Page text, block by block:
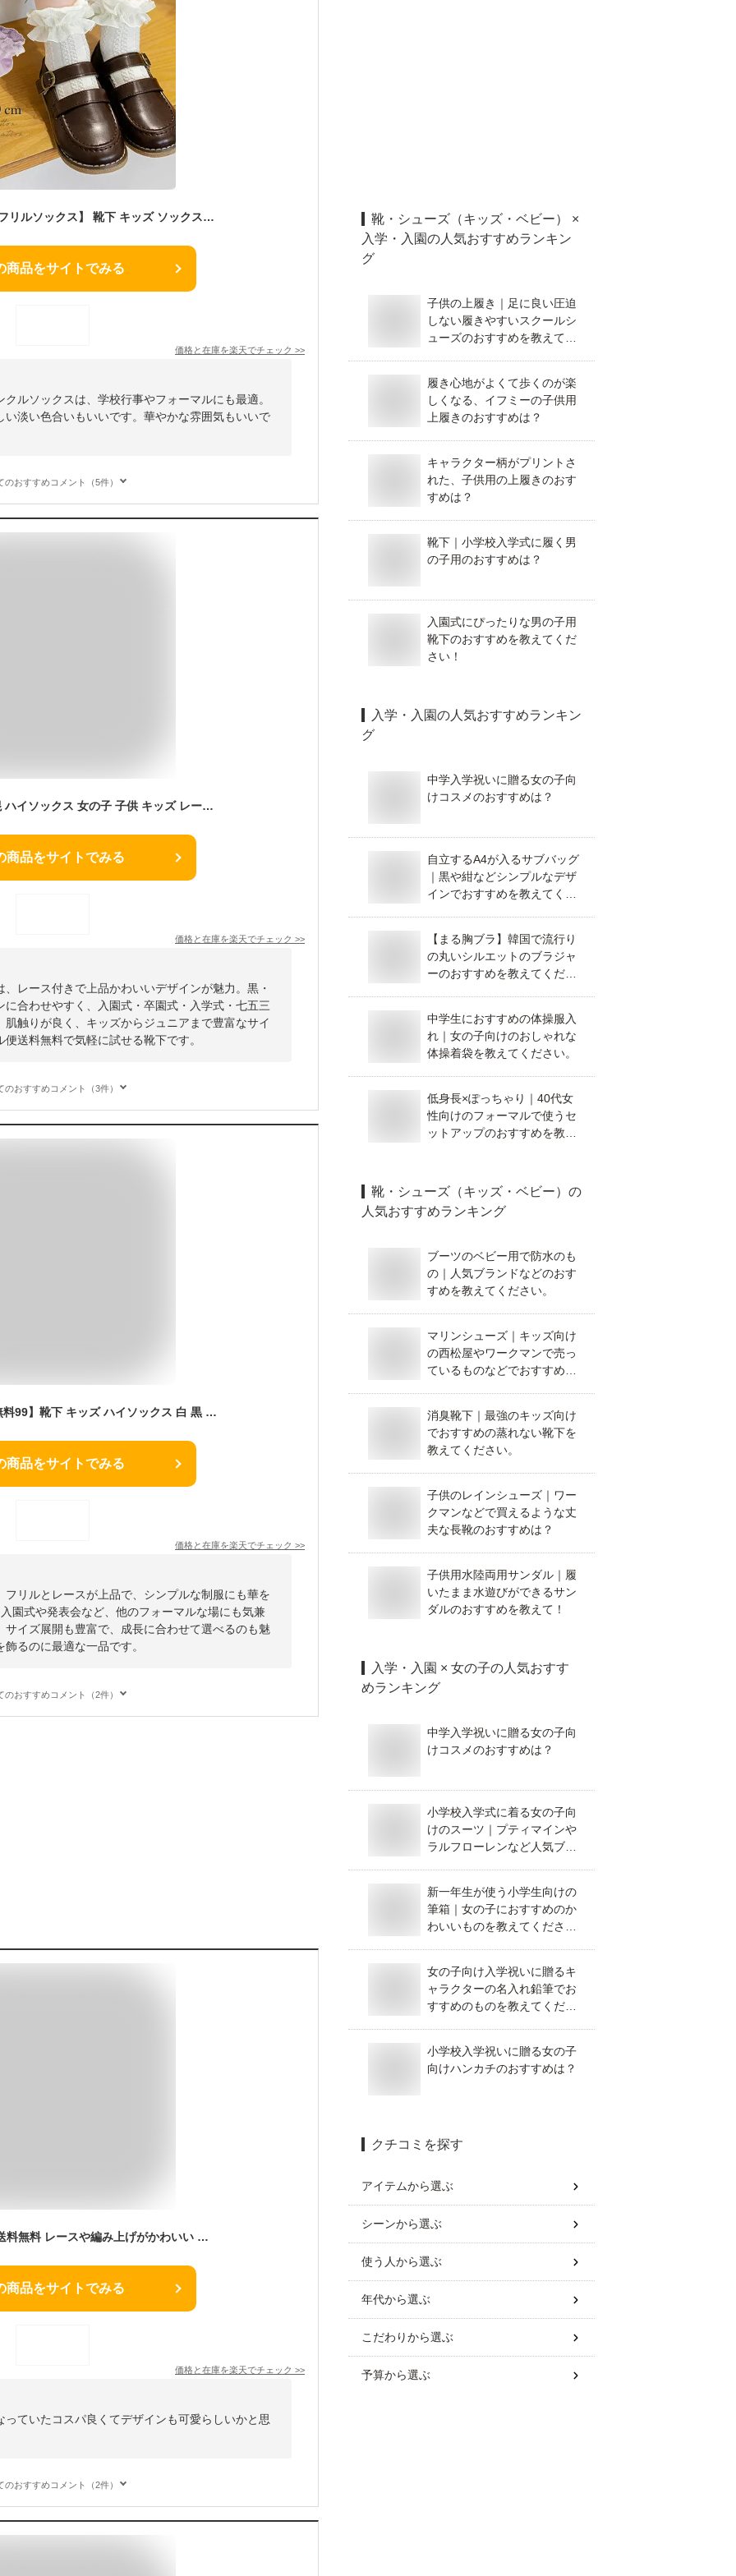
【フォーマルに♪上品フリルソックス】 靴下 キッズ ソックス 入学式 子供 フリル アンクルソックス フォーマル レースソックス ショートソックス お受験 卒業式 卒園式 入園式 シンプル ホワイト 白 パープル ピンク 韓国 ベビー靴下
商品をサイトでみる
価格と在庫を楽天でチェック >>
ルソックスは、学校行事やフォーマルにも最適。
淡い色合いもいいです。華やかな雰囲気もいいで
のおすすめコメント（5件）
日本製 靴下 シルク 混 ハイソックス 女の子 子供 キッズ レース 無地 黒 白 紺 フォーマル かわいい 入園式 卒園式 入学式 卒業式 幼稚園 小学生 七五三 発表会 13cm 14cm 15cm 16cm 17cm 18cm 19cm 20cm 21cm 22cm 23cm 24cm ジュニア ポイント消化 メール便 送料無料
商品をサイトでみる
価格と在庫を楽天でチェック >>
レース付きで上品かわいいデザインが魅力。黒・
合わせやすく、入園式・卒園式・入学式・七五三
触りが良く、キッズからジュニアまで豊富なサイ
送料無料で気軽に試せる靴下です。
のおすすめコメント（3件）
【ゆうパケット送料無料99】靴下 キッズ ハイソックス 白 黒 女の子 フリル レース 3足組 入園 入学 卒業 卒園 結婚 式 フォーマル 白靴下 ジュニア 16-18cm 19-21cm 22-24cm
商品をサイトでみる
価格と在庫を楽天でチェック >>
リルとレースが上品で、シンプルな制服にも華を
園式や発表会など、他のフォーマルな場にも気兼
イズ展開も豊富で、成長に合わせて選べるのも魅
るのに最適な一品です。
のおすすめコメント（2件）
【1足あたり330円】送料無料 レースや編み上げがかわいい 靴下 キッズ 女の子 フォーマル 白 黒 無地 ハイソックス ショートソックス 4足セット 13-15cm 16-18cm 19-21cm リボン フリル 折り返し 卒園式 入園式 入学式 発表会 結婚式 新学期 編み上げ 刺繍
商品をサイトでみる
価格と在庫を楽天でチェック >>
ていたコスパ良くてデザインも可愛らしいかと思
のおすすめコメント（2件）
靴・シューズ（キッズ・ベビー） ×
入学・入園の人気おすすめランキン
グ
子供の上履き｜足に良い圧迫
しない履きやすいスクールシ
ューズのおすすめを教えてく
履き心地がよくて歩くのが楽
しくなる、イフミーの子供用
上履きのおすすめは？
キャラクター柄がプリントさ
れた、子供用の上履きのおす
すめは？
靴下｜小学校入学式に履く男
の子用のおすすめは？
入園式にぴったりな男の子用
靴下のおすすめを教えてくだ
さい！
入学・入園の人気おすすめランキン
グ
中学入学祝いに贈る女の子向
けコスメのおすすめは？
自立するA4が入るサブバッグ
｜黒や紺などシンプルなデザ
インでおすすめを教えてくだ
【まる胸ブラ】韓国で流行り
の丸いシルエットのブラジャ
ーのおすすめを教えてくださ
中学生におすすめの体操服入
れ｜女の子向けのおしゃれな
体操着袋を教えてください。
低身長×ぽっちゃり｜40代女
性向けのフォーマルで使うセ
ットアップのおすすめを教え
靴・シューズ（キッズ・ベビー） の
人気おすすめランキング
ブーツのベビー用で防水のも
の｜人気ブランドなどのおす
すめを教えてください。
マリンシューズ｜キッズ向け
の西松屋やワークマンで売っ
ているものなどでおすすめを
消臭靴下｜最強のキッズ向け
でおすすめの蒸れない靴下を
教えてください。
子供のレインシューズ｜ワー
クマンなどで買えるような丈
夫な長靴のおすすめは？
子供用水陸両用サンダル｜履
いたまま水遊びができるサン
ダルのおすすめを教えて！
入学・入園 × 女の子の人気おすす
めランキング
中学入学祝いに贈る女の子向
けコスメのおすすめは？
小学校入学式に着る女の子向
けのスーツ｜プティマインや
ラルフローレンなど人気ブラ
新一年生が使う小学生向けの
筆箱｜女の子におすすめのか
わいいものを教えてくださ
女の子向け入学祝いに贈るキ
ャラクターの名入れ鉛筆でお
すすめのものを教えてくださ
小学校入学祝いに贈る女の子
向けハンカチのおすすめは？
クチコミを探す
アイテムから選ぶ
シーンから選ぶ
使う人から選ぶ
年代から選ぶ
こだわりから選ぶ
予算から選ぶ